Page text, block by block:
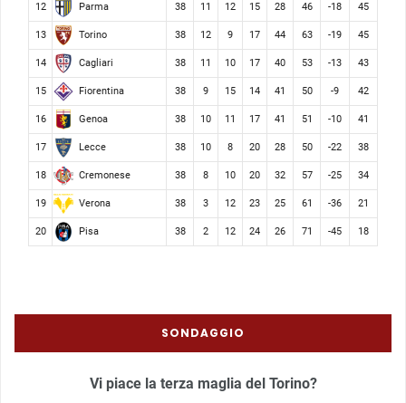
12 Parma 38 11 12 15 28 46 -18 45
13 Torino 38 12 9 17 44 63 -19 45
14 Cagliari 38 11 10 17 40 53 -13 43
15 Fiorentina 38 9 15 14 41 50 -9 42
16 Genoa 38 10 11 17 41 51 -10 41
17 Lecce 38 10 8 20 28 50 -22 38
18 Cremonese 38 8 10 20 32 57 -25 34
19 Verona 38 3 12 23 25 61 -36 21
20 Pisa 38 2 12 24 26 71 -45 18
SONDAGGIO
Vi piace la terza maglia del Torino?